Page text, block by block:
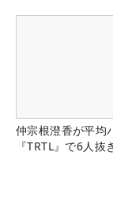
仲宗根澄香が平均
『TRTL』で6人抜